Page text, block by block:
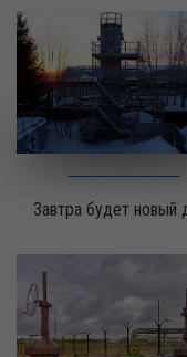
Завтра будет новый